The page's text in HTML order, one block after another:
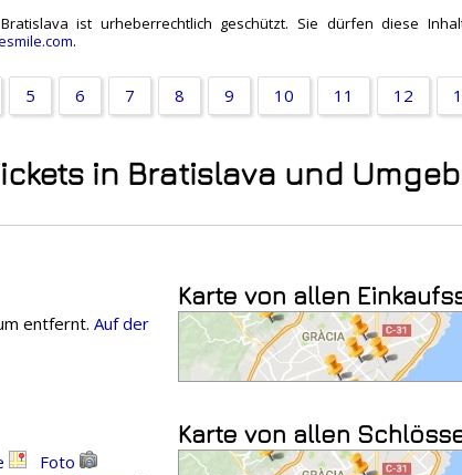
ist urheberrechtlich geschützt. Sie dürfen diese
.
5 6 7 8 9 10 11 12
in Bratislava und
Karte von allen
entfernt. Auf der
Karte von allen
Foto